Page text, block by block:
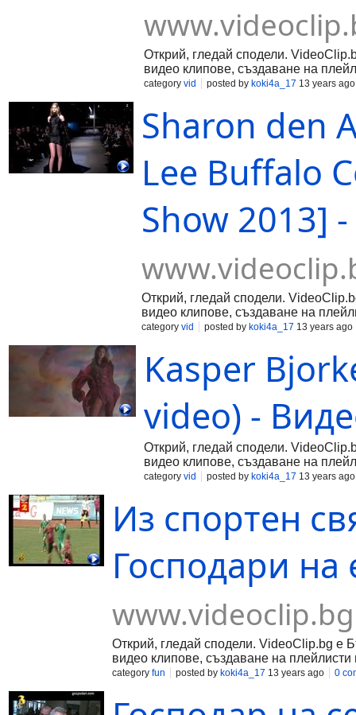
Открий, гледай сподели.
видео клипове, създаване на
category vid posted by koki4a_17 13 years ago
Sharon den
Lee Buffalo
Show 2013]
Открий, гледай сподели.
видео клипове, създаване на
category vid posted by koki4a_17 13 years ago
Kasper
video) -
Открий, гледай сподели.
видео клипове, създаване на
category vid posted by koki4a_17 13 years ago
Из спортен
Господари
www.videoclip.bg
Открий, гледай сподели. VideoClip.bg е
видео клипове, създаване на плейлисти
category fun posted by koki4a_17 13 years ago 0